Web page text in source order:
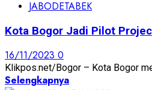
JABODETABEK
Kota Bogor Jadi Pilot
16/11/2023 0
Klikpos.net/Bogor – Kota Bogor
Selengkapnya